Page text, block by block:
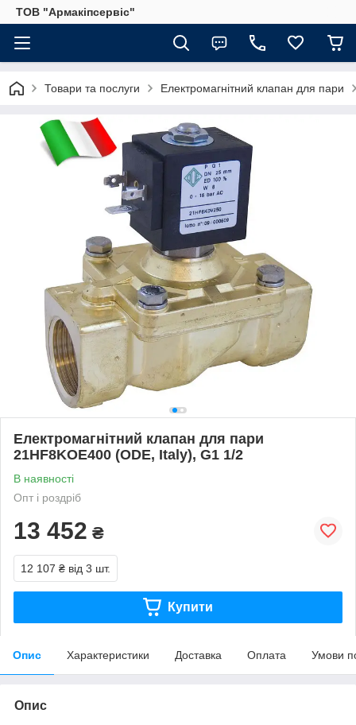
ТОВ "Армакіпсервіс"
Товари та послуги Електромагнітний клапан для пари
Електромагнітний клапан для пари
21HF8KOE400 (ODE, Italy), G1 1/2
В наявності
Опт і роздріб
13 452 ₴
12 107 ₴ від 3 шт.
Купити
Опис Характеристики Доставка Оплата Умови
Опис